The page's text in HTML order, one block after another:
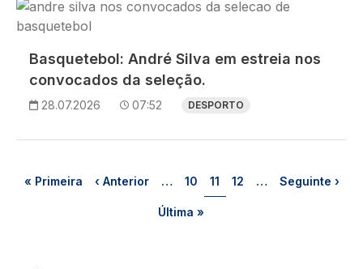
Imagem
Basquetebol: André Silva em estreia nos
convocados da seleção.
28.07.2026 07:52 DESPORTO
Primeira página
« Primeira Página anterior
‹ Anterior … Página
10 Página
11 Página
12 … Próxima
Seguinte ›
Última página
Última »